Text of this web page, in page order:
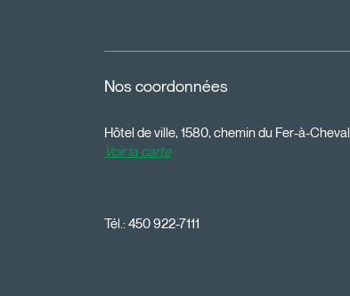
Nos coordonnées
Hôtel de ville, 1580, chemin du Fer-à-Cheval
Voir la carte
Tél.:450 922-7111